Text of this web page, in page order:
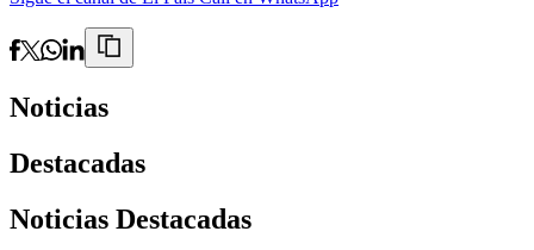
Noticias
Destacadas
Noticias Destacadas